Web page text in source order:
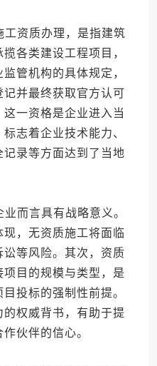
资质办理，是指建筑
各类建设工程项目，
管机构的具体规定，
并最终获取官方认可
一资格是企业进入当
志着企业技术能力、
录等方面达到了当地
而言具有战略意义。
，无资质施工将面临
等风险。其次，资质
目的规模与类型，是
投标的强制性前提。
权威背书，有助于提
伙伴的信心。